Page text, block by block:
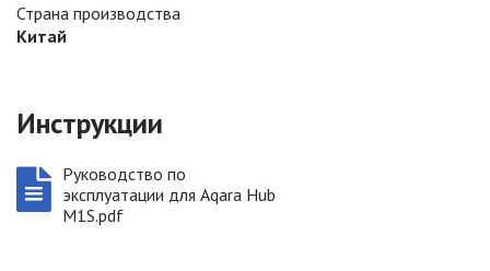
Страна производства
Китай
Инструкции
Руководство по
эксплуатации для Aqara Hub
M1S.pdf